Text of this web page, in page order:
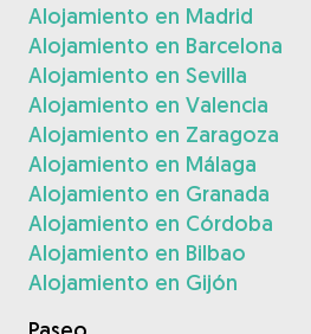
Alojamiento en Madrid
Alojamiento en Barcelona
Alojamiento en Sevilla
Alojamiento en Valencia
Alojamiento en Zaragoza
Alojamiento en Málaga
Alojamiento en Granada
Alojamiento en Córdoba
Alojamiento en Bilbao
Alojamiento en Gijón